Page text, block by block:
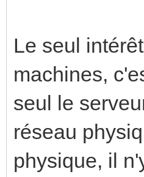
Le seul
machines,
seul le
réseau
physique, il